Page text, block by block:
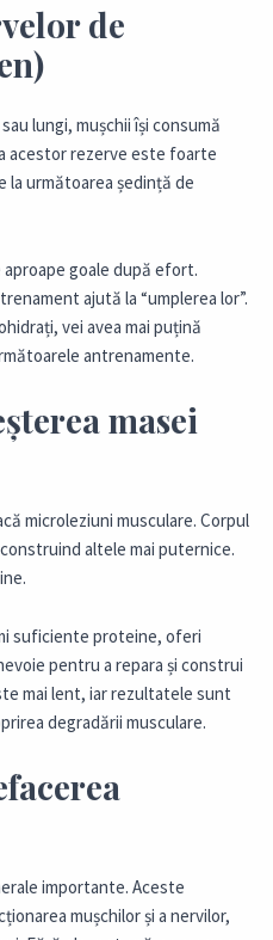
de
lungi, mușchii își consumă
acestor rezerve este foarte
următoarea ședință de
goale după efort.
ajută la “umplerea lor”.
vei avea mai puțină
antrenamente.
masei
microleziuni musculare. Corpul
altele mai puternice.
suficiente proteine, oferi
pentru a repara și construi
mai lent, iar rezultatele sunt
degradării musculare.
importante. Aceste
mușchilor și a nervilor,